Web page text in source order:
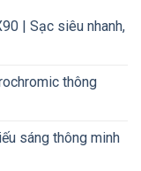
| Sạc siêu nhanh,
thông
sáng thông minh